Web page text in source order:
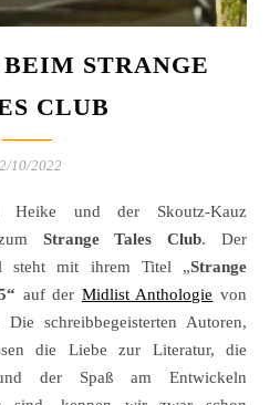
STRANGE
CLUB
10/2022
Strange Tales Club. Der
steht mit ihrem Titel „Strange
auf der Midlist Anthologie von
Die schreibbegeisterten Autoren,
die Liebe zur Literatur, die
der Spaß am Entwickeln